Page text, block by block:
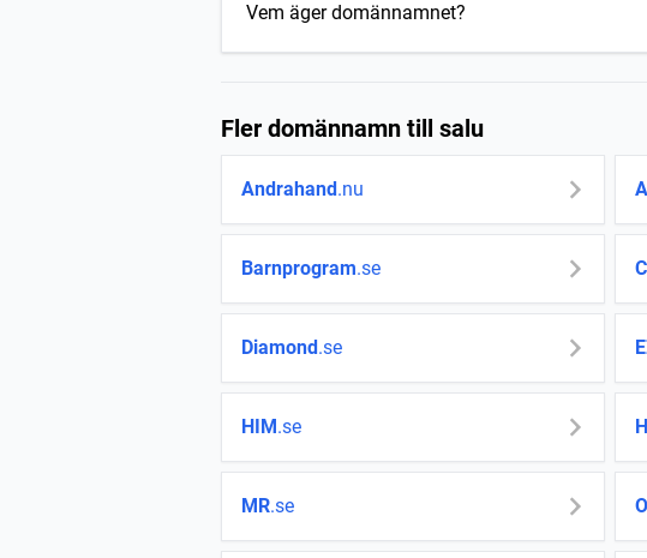
Vem äger domännamnet?
Fler domännamn till salu
Andrahand.nu
Barnprogram.se
Diamond.se
HIM.se
MR.se